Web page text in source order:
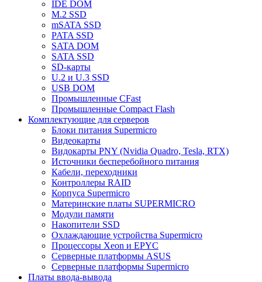
IDE DOM
M.2 SSD
mSATA SSD
PATA SSD
SATA DOM
SATA SSD
SD-карты
U.2 и U.3 SSD
USB DOM
Промышленные CFast
Промышленные Compact Flash
Комплектующие для серверов
Блоки питания Supermicro
Видеокарты
Видокарты PNY (Nvidia Quadro, Tesla, RTX)
Источники бесперебойного питания
Кабели, переходники
Контроллеры RAID
Корпуса Supermicro
Материнские платы SUPERMICRO
Модули памяти
Накопители SSD
Охлаждающие устройства Supermicro
Процессоры Xeon и EPYC
Серверные платформы ASUS
Серверные платформы Supermicro
Платы ввода-вывода